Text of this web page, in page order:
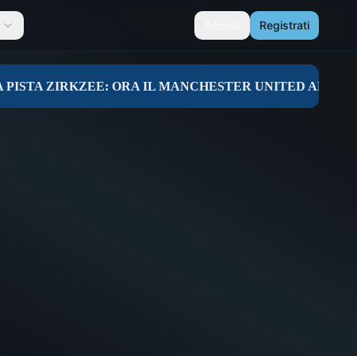
Registrati